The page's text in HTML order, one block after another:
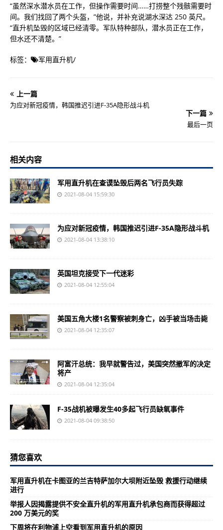
“虽然深水潜水员在工作，但操作需要时间……打捞整个残骸需要时
间。我们找回了两个头盔，”他说，并补充说湖水深达 250 英尺。
“直升机坠毁的区域已经清零。军队特种部队，潜水员正在工作，
但水还不清楚。”
标签： 军用直升机/
上一篇
为应对新冠疫情，韩国推迟引进F-35A隐形战斗机
下一篇
最后一页
相关内容
军用直升机在查谟坠毁后两名飞行员失踪
2021-08-04 15:59:30
为应对新冠疫情，韩国推迟引进F-35A隐形战斗机
2021-08-04 13:38:10
英国坦克接受下一代迷彩
2021-08-04 12:55:04
美国五角大楼1名警察被刺身亡，凶手被当场击毙
2021-08-04 12:35:07
阿富汗总统：我早就警告过，美国突然撤军的决定
将产
2021-08-04 12:35:04
F-35战机被曝发生40多起飞行员缺氧事件
2021-08-04 09:38:50
猜您喜欢
军用直升机在卡图亚的兰吉特萨加尔大坝附近坠毁 救援行动继续
进行
举报人因揭露提供不安全直升机的军用直升机承包商而获得超过
200 万美元的奖
下周将在利物浦上空看到军用直升机的原因